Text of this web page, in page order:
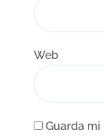
Web
Guarda